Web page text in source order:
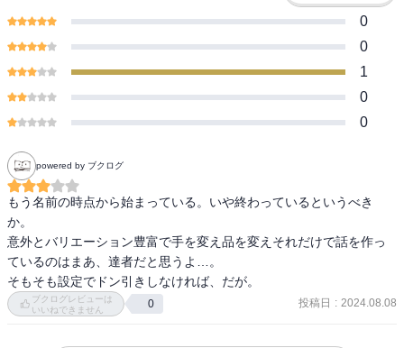
0
0
1
0
0
powered by ブクログ
もう名前の時点から始まっている。いや終わっているというべき
か。
意外とバリエーション豊富で手を変え品を変えそれだけで話を作っ
ているのはまあ、達者だと思うよ…。
そもそも設定でドン引きしなければ、だが。
ブクログレビューは
いいねできません
0 投稿日 : 2024.08.08